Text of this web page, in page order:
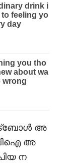
അ
അ
ന